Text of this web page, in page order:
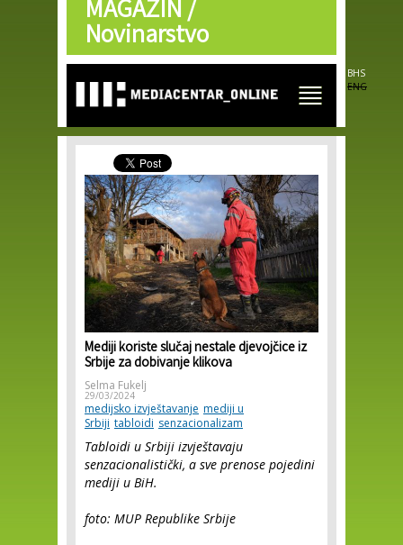
Skip to
main
content
MAGAZIN /
Novinarstvo
BHS
ENG
Mediji koriste slučaj nestale djevojčice iz
Srbije za dobivanje klikova
Selma Fukelj
29/03/2024
medijsko izvještavanje mediji u
Srbiji tabloidi senzacionalizam
Tabloidi u Srbiji izvještavaju
senzacionalistički, a sve prenose pojedini
mediji u BiH.
foto: MUP Republike Srbije